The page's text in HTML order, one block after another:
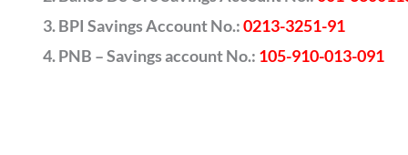
BPI Savings Account No.:0213-3251-91
PNB – Savings account No.: 105-910-013-091